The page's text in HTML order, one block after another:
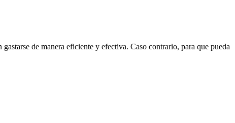
de manera eficiente y efectiva. Caso contrario, para que pueda